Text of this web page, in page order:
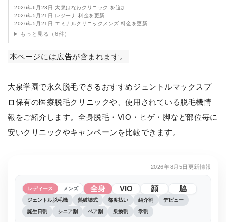
2026年6月23日 大泉はなわクリニック を追加
2026年5月21日 レジーナ 料金を更新
2026年5月21日 エミナルクリニックメンズ 料金を更新
もっと見る（6件）
本ページには広告が含まれます。
大泉学園で永久脱毛できるおすすめジェントルマックスプ
ロ保有の医療脱毛クリニックや、使用されている脱毛機情
報をご紹介します。全身脱毛・VIO・ヒゲ・脚など部位毎に
安いクリニックやキャンペーンを比較できます。
2026年8月5日更新情報
レディース メンズ 全身 VIO 顔 脇
ジェントル脱毛機 熱破壊式 都度払い 紹介割 デビュー
誕生日割 シニア割 ペア割 乗換割 学割